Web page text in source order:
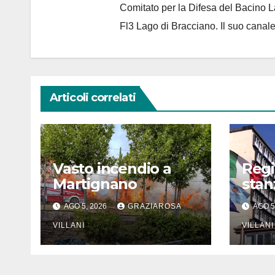
Comitato per la Difesa del Bacino
Fl3 Lago di Bracciano. Il suo
Articoli correlati
Vasto incendio a
Martignano
AGO 5, 2026 GRAZIAROSA
VILLANI
diAGO
VILLANI